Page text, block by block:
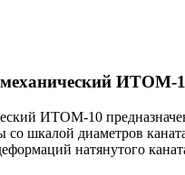
механический ИТОМ-
ИТОМ-10
шкалой диаметров
натянутого